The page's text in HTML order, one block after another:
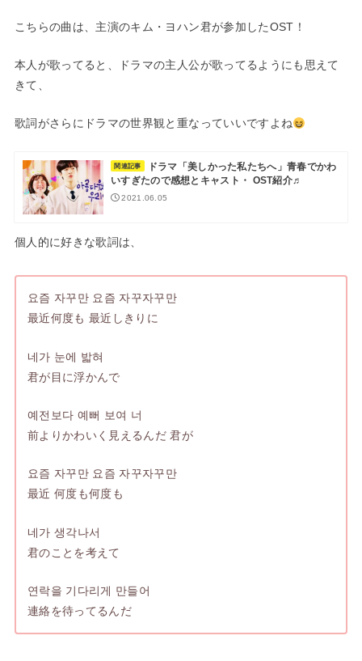
こちらの曲は、主演のキム・ヨハン君が参加したOST！
本人が歌ってると、ドラマの主人公が歌ってるようにも思えて
きて、
歌詞がさらにドラマの世界観と重なっていいですよね
関連記事
ドラマ「美しかった私たちへ」青春でかわ
いすぎたので感想とキャスト・ OST紹介♬
2021.06.05
個人的に好きな歌詞は、
요즘 자꾸만 요즘 자꾸자꾸만
最近何度も 最近しきりに
네가 눈에 밟혀
君が目に浮かんで
예전보다 예뻐 보여 너
前よりかわいく見えるんだ 君が
요즘 자꾸만 요즘 자꾸자꾸만
最近 何度も何度も
네가 생각나서
君のことを考えて
연락을 기다리게 만들어
連絡を待ってるんだ